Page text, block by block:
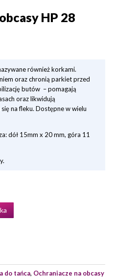
HP 28
również korkami.
oraz chronią parkiet przed
butów – pomagają
oraz likwidują
na fleku. Dostępne w wielu
dół 15mm x 20 mm, góra 11
do tańca, Ochraniacze na obcasy